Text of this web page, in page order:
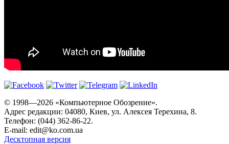
© 1998—2026 «Компьютерное Обозрение».
Адрес редакции: 04080, Киев, ул. Алексея Терехина, 8.
Телефон: (044) 362-86-22.
E-mail: edit@ko.com.ua
Десктопная версия